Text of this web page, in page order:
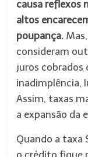
causa reflexos
altos
poupança.
consideram
juros cobrados
inadimplência,
Assim, taxas
a expansão da
Quando a taxa
o crédito fique